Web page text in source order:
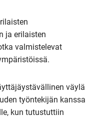
ja erilaisten
valmistelevat
väylä
työntekijän kanssa
kun tutustuttiin